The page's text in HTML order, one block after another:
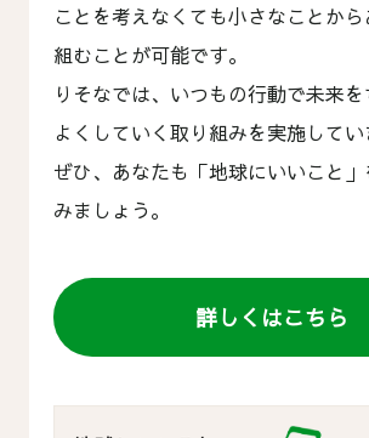
ことを考えなくても小さなことから
組むことが可能です。
りそなでは、いつもの行動で未来
よくしていく取り組みを実施してい
ぜひ、あなたも「地球にいいこと
みましょう。
詳しくはこちら